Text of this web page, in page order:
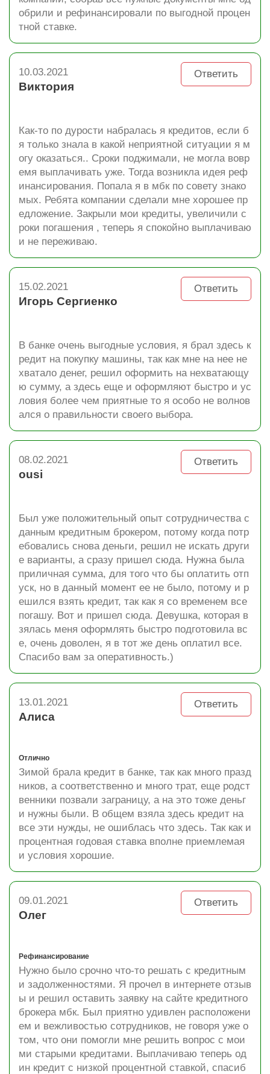
обрили и рефинансировали по выгодной процен
тной ставке.
Ответить
10.03.2021
Виктория
Как-то по дурости набралась я кредитов, если б
я только знала в какой неприятной ситуации я м
огу оказаться.. Сроки поджимали, не могла вовр
емя выплачивать уже. Тогда возникла идея реф
инансирования. Попала я в мбк по совету знако
мых. Ребята компании сделали мне хорошее пр
едложение. Закрыли мои кредиты, увеличили с
роки погашения , теперь я спокойно выплачиваю
и не переживаю.
Ответить
15.02.2021
Игорь Сергиенко
В банке очень выгодные условия, я брал здесь к
редит на покупку машины, так как мне на нее не
хватало денег, решил оформить на нехватающу
ю сумму, а здесь еще и оформляют быстро и ус
ловия более чем приятные то я особо не волнов
ался о правильности своего выбора.
Ответить
08.02.2021
ousi
Был уже положительный опыт сотрудничества с
данным кредитным брокером, потому когда потр
ебовались снова деньги, решил не искать други
е варианты, а сразу пришел сюда. Нужна была
приличная сумма, для того что бы оплатить отп
уск, но в данный момент ее не было, потому и р
ешился взять кредит, так как я со временем все
погашу. Вот и пришел сюда. Девушка, которая в
зялась меня оформлять быстро подготовила вс
е, очень доволен, я в тот же день оплатил все.
Спасибо вам за оперативность.)
Ответить
13.01.2021
Алиса
Отлично
Зимой брала кредит в банке, так как много празд
ников, а соответственно и много трат, еще родст
венники позвали заграницу, а на это тоже деньг
и нужны были. В общем взяла здесь кредит на
все эти нужды, не ошиблась что здесь. Так как и
процентная годовая ставка вполне приемлемая
и условия хорошие.
Ответить
09.01.2021
Олег
Рефинансирование
Нужно было срочно что-то решать с кредитным
и задолженностями. Я прочел в интернете отзыв
ы и решил оставить заявку на сайте кредитного
брокера мбк. Был приятно удивлен расположени
ем и вежливостью сотрудников, не говоря уже о
том, что они помогли мне решить вопрос с мои
ми старыми кредитами. Выплачиваю теперь од
ин кредит с низкой процентной ставкой, спасиб